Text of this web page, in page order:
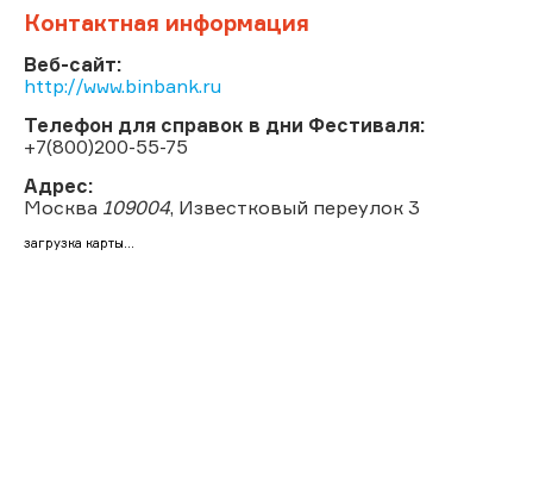
Контактная информация
Веб-сайт:
http://www.binbank.ru
Телефон для справок в дни Фестиваля:
+7(800)200-55-75
Адрес:
Москва 109004, Известковый переулок 3
загрузка карты...